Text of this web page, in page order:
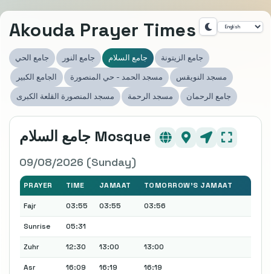
Akouda Prayer Times
جامع الحي جامع النور جامع السلام
جامع الزيتونة
الجامع الكبير
مسجد الحمد - حي المنصورة
مسجد النويقس
مسجد المنصورة القلعة الكبرى
مسجد الرحمة جامع الرحمان
جامع السلام Mosque
09/08/2026 (Sunday)
PRAYER TIME JAMAAT TOMORROW'S JAMAAT
Fajr 03:55 03:55 03:56
Sunrise 05:31
Zuhr 12:30 13:00 13:00
Asr 16:09 16:19 16:19